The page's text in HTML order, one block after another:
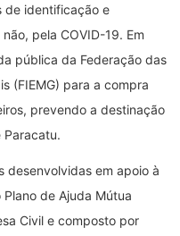
de identificação e
pela COVID-19. Em
pública da Federação das
(FIEMG) para a compra
prevendo a destinação
desenvolvidas em apoio à
de Ajuda Mútua
Civil e composto por